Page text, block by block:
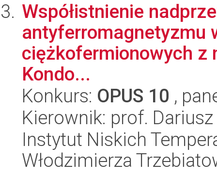
Współistnienie
antyferromagnetyzmu
ciężkofermionowych z
Kondo...
Konkurs: OPUS 10 ,
Kierownik: prof.
Instytut Niskich
Włodzimierza